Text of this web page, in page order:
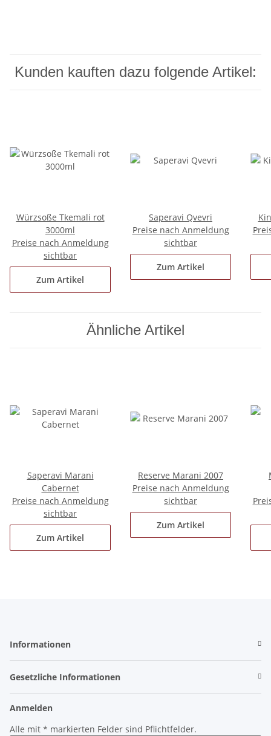
Kunden kauften dazu folgende Artikel:
Würzsoße Tkemali rot
3000ml
Preise nach Anmeldung
sichtbar
Zum Artikel
Saperavi Qvevri
Preise nach Anmeldung
sichtbar
Zum Artikel
Ähnliche Artikel
Saperavi Marani
Cabernet
Preise nach Anmeldung
sichtbar
Zum Artikel
Reserve Marani 2007
Preise nach Anmeldung
sichtbar
Zum Artikel
Informationen
Gesetzliche Informationen
Anmelden
Alle mit * markierten Felder sind Pflichtfelder.